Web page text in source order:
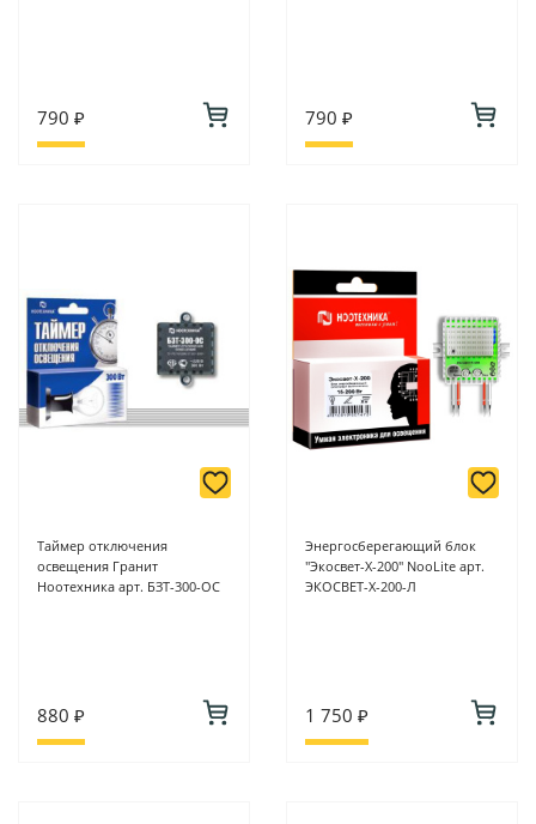
790 ₽ 790 ₽
Таймер отключения
освещения Гранит
Ноотехника арт. БЗТ-300-ОС
880 ₽
Энергосберегающий блок
"Экосвет-Х-200" NooLite арт.
ЭКОСВЕТ-Х-200-Л
1 750 ₽